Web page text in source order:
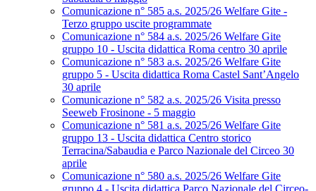
Comunicazione n° 585 a.s. 2025/26 Welfare Gite -
Terzo gruppo uscite programmate
Comunicazione n° 584 a.s. 2025/26 Welfare Gite
gruppo 10 - Uscita didattica Roma centro 30 aprile
Comunicazione n° 583 a.s. 2025/26 Welfare Gite
gruppo 5 - Uscita didattica Roma Castel Sant’Angelo
30 aprile
Comunicazione n° 582 a.s. 2025/26 Visita presso
Seeweb Frosinone - 5 maggio
Comunicazione n° 581 a.s. 2025/26 Welfare Gite
gruppo 13 - Uscita didattica Centro storico
Terracina/Sabaudia e Parco Nazionale del Circeo 30
aprile
Comunicazione n° 580 a.s. 2025/26 Welfare Gite